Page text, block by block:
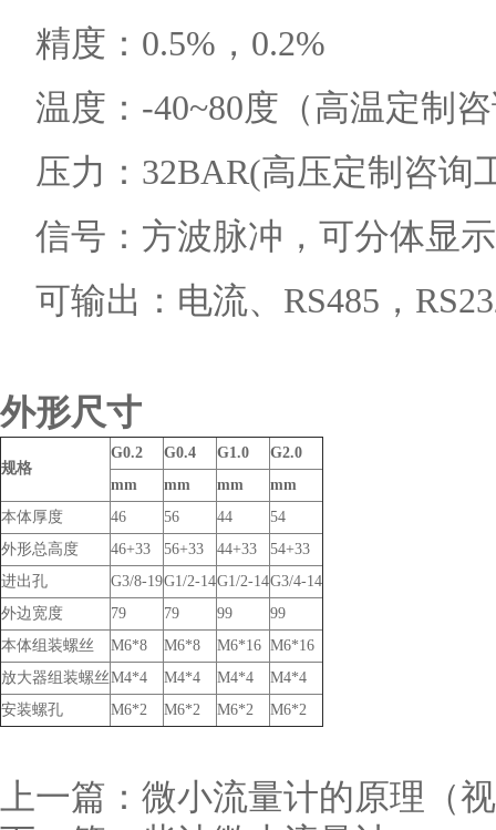
精度：0.5%，0.2%
温度：-40~80度（高温定制
压力：32BAR(高压定制咨询
信号：方波脉冲，可分体显示
可输出：电流、RS485，
外形尺寸
规格
G0.2 G0.4 G1.0
G2.0
mm
mm mm
mm
本体厚度
46 56 44
54
外形总高度
46+33 56+33 44+33
54+33
进出孔
G3/8-19G1/2-14G1/2-14G3/4-14
外边宽度
79 79 99
99
本体组装螺丝
M6*8 M6*8 M6*16 M6*16
放大器组装螺丝M4*4 M4*4 M4*4
M4*4
安装螺孔
M6*2 M6*2 M6*2 M6*2
上一篇： 微小流量计的原理（